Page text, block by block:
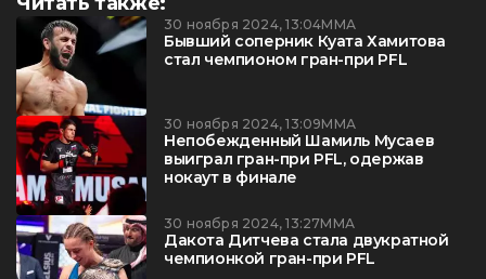
30 ноября 2024, 13:04ММА
Бывший соперник Куата Хамитова
стал чемпионом гран-при PFL
30 ноября 2024, 13:09ММА
Непобежденный Шамиль Мусаев
выиграл гран-при PFL, одержав
нокаут в финале
30 ноября 2024, 13:27ММА
Дакота Дитчева стала двукратной
чемпионкой гран-при PFL